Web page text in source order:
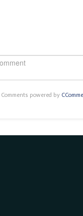
Comments powered by